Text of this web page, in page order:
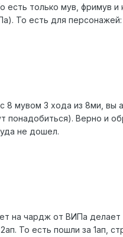
только мув, фримув
То есть для персонажей:
мувом 3 хода из 8ми, вы
понадобиться). Верно и
не дошел.
на чардж от ВИПа
То есть пошли за 1ап,